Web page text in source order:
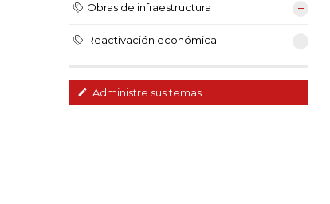
Obras de infraestructura
Reactivación económica
Administre sus temas